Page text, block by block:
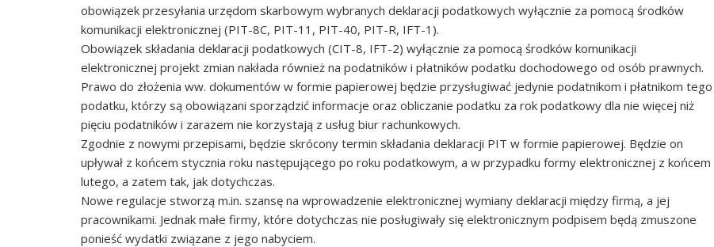
obowiązek przesyłania urzędom skarbowym wybranych deklaracji podatkowych wyłącznie za pomocą środków
komunikacji elektronicznej (PIT-8C, PIT-11, PIT-40, PIT-R, IFT-1).
Obowiązek składania deklaracji podatkowych (CIT-8, IFT-2) wyłącznie za pomocą środków komunikacji
elektronicznej projekt zmian nakłada również na podatników i płatników podatku dochodowego od osób prawnych.
Prawo do złożenia ww. dokumentów w formie papierowej będzie przysługiwać jedynie podatnikom i płatnikom tego
podatku, którzy są obowiązani sporządzić informacje oraz obliczanie podatku za rok podatkowy dla nie więcej niż
pięciu podatników i zarazem nie korzystają z usług biur rachunkowych.
Zgodnie z nowymi przepisami, będzie skrócony termin składania deklaracji PIT w formie papierowej. Będzie on
upływał z końcem stycznia roku następującego po roku podatkowym, a w przypadku formy elektronicznej z końcem
lutego, a zatem tak, jak dotychczas.
Nowe regulacje stworzą m.in. szansę na wprowadzenie elektronicznej wymiany deklaracji między firmą, a jej
pracownikami. Jednak małe firmy, które dotychczas nie posługiwały się elektronicznym podpisem będą zmuszone
ponieść wydatki związane z jego nabyciem.